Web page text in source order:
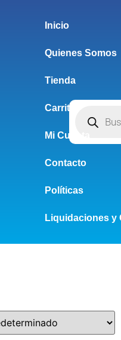
Inicio
Quienes Somos
Tienda
Carrito
Mi Cuenta
Contacto
Políticas
Liquidaciones y